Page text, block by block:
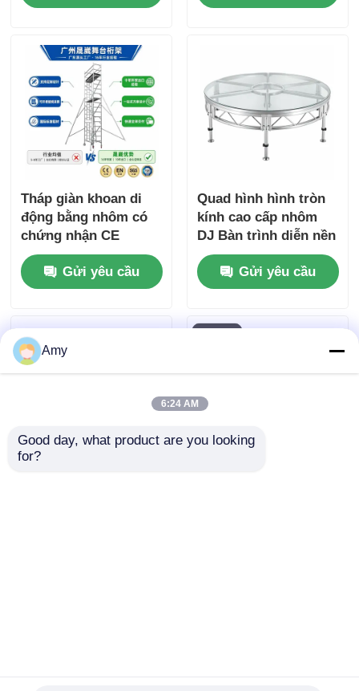
Giàn ánh sáng buổi hòa nhạc
Khung hiển thị LED
Trường hợp bay
Kẹp ánh sáng giai đoạn
Tháp nâng
Giàn tròn
cho âm thanh chuyên
Tháp giàn khoan di
động bằng nhôm có
chứng nhận CE
EN1004 với hợp kim
nhôm 6061-T6 và
chiều cao điều chỉnh
Gửi yêu cầu
Quad hình hình tròn
kính cao cấp nhôm
DJ Bàn trình diễn nền
tảng di động có thể
tháo rời cho các sự
kiện
Gửi yêu cầu
Amy
6:24 AM
Good day, what product are you looking
for?